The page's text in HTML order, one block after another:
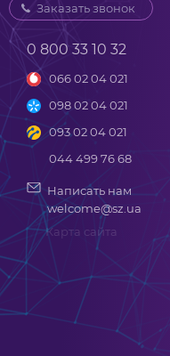
Заказать звонок
0 800 33 10 32
066 02 04 021
098 02 04 021
093 02 04 021
044 499 76 68
Написать нам
welcome@sz.ua
Карта сайта